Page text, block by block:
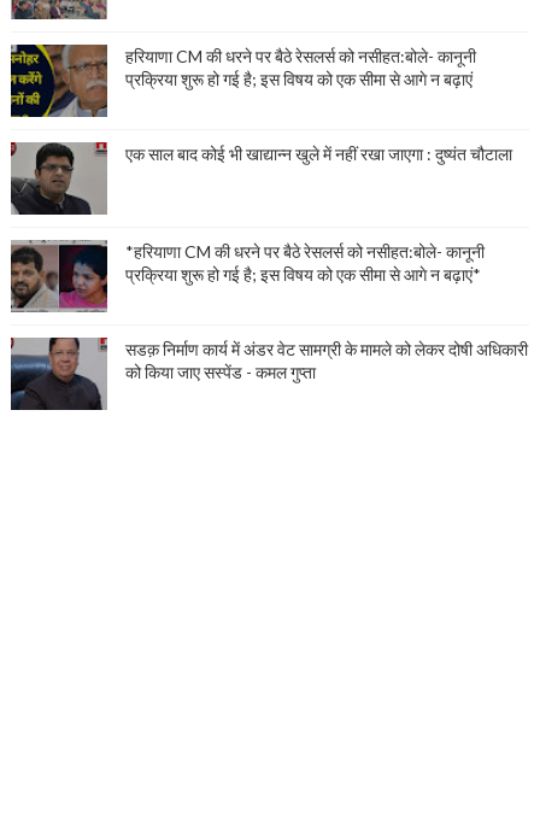
हरियाणा CM की धरने पर बैठे रेसलर्स को नसीहत:बोले- कानूनी
प्रक्रिया शुरू हो गई है; इस विषय को एक सीमा से आगे न बढ़ाएं
एक साल बाद कोई भी खाद्यान्न खुले में नहीं रखा जाएगा : दुष्यंत चौटाला
*हरियाणा CM की धरने पर बैठे रेसलर्स को नसीहत:बोले- कानूनी
प्रक्रिया शुरू हो गई है; इस विषय को एक सीमा से आगे न बढ़ाएं*
सडक़ निर्माण कार्य में अंडर वेट सामग्री के मामले को लेकर दोषी अधिकारी
को किया जाए सस्पेंड - कमल गुप्ता